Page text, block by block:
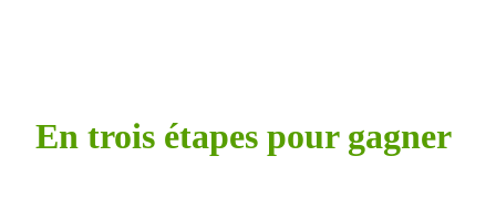
En trois étapes pour gagner